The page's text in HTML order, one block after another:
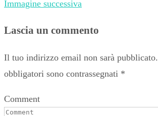
Immagine successiva
Lascia un commento
Il tuo indirizzo email non sarà pubblicato.
obbligatori sono contrassegnati *
Comment